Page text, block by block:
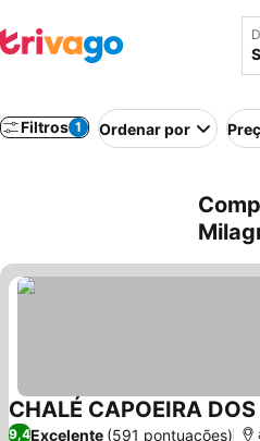
Filtros 1 Ordenar por
CHALÉ CAPOEIRA
9,4Excelente (591 pontuações)